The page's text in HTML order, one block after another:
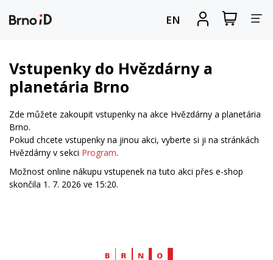
EN
Zobrazit
nákupní
Vstupenky do Hvězdárny a
planetária Brno
Zde můžete zakoupit vstupenky na akce Hvězdárny a planetária
Brno.
Pokud chcete vstupenky na jinou akci, vyberte si ji na stránkách
Hvězdárny v sekci Program.
Možnost online nákupu vstupenek na tuto akci přes e-shop
skončila 1. 7. 2026 ve 15:20.
Web